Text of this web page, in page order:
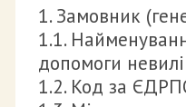
1. Замовник
1.1.
допомоги
1.2. Код за